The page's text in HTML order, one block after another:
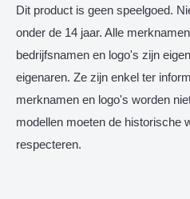
Dit product is geen speelgoed.
onder de 14 jaar. Alle
bedrijfsnamen en logo's zijn
eigenaren. Ze zijn enkel ter
merknamen en logo's worden
modellen moeten de historische
respecteren.